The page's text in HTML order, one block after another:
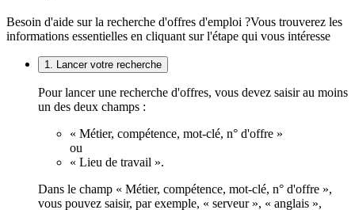
Besoin d'aide sur la recherche d'offres d'emploi ?Vous trouverez les
informations essentielles en cliquant sur l'étape qui vous intéresse
1. Lancer votre recherche
Pour lancer une recherche d'offres, vous devez saisir au moins
un des deux champs :
« Métier, compétence, mot-clé, n° d'offre »
ou
« Lieu de travail ».
Dans le champ « Métier, compétence, mot-clé, n° d'offre »,
vous pouvez saisir, par exemple, « serveur », « anglais »,